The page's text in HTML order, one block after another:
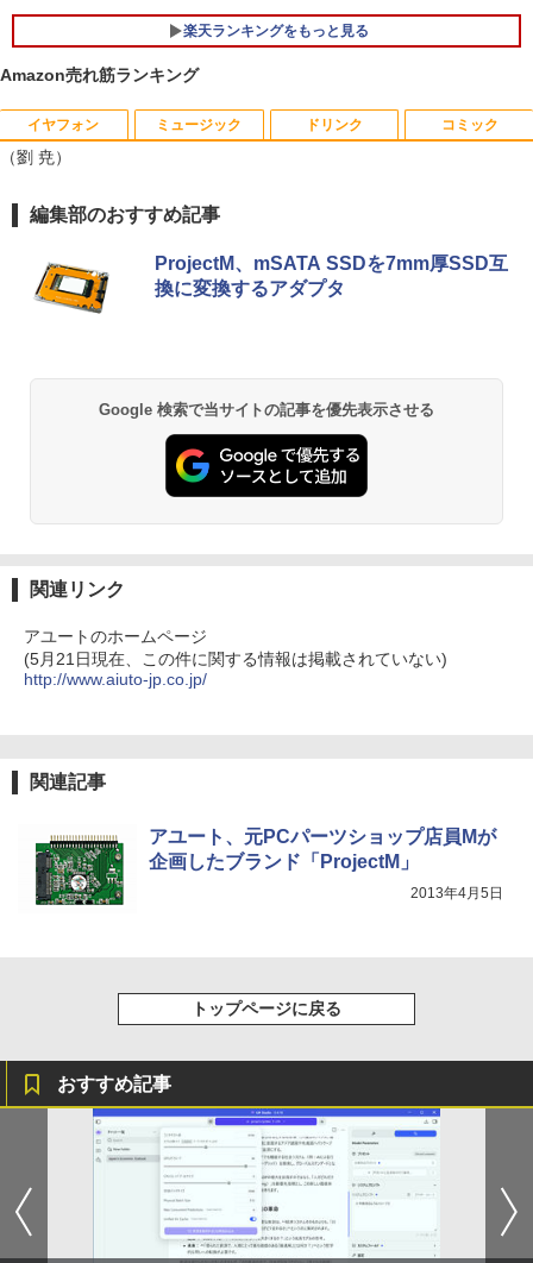
s11 Office 送料無料
￥44,000
5
品SSD512GB WPS Office付き パソコン
VDドライブ WEBカメラ NECノートパソ
コン office付き パソコン中古ノートwin
dows11
-13650HX i5 メモリ DDR4 8GB 16GB
M.2NVMe SSD 256GB~1TB 初期設定済
軽量 高スペック
￥39,800
応】Dell OptiPlex 3080 SFF/第10世代 C
6GB/512GB/1TB/USB 3.2/DP/HDMI/Wi-f
i/2画面出力/Windows11/Windows10/Of
fice/中古 デスクトップ デスクトップPC
閲覧 仕事 在宅 楽天ランキング4冠
￥12,800
5
リー ブルーライトカット モニター ディ
￥12,980
楽天ランキングをもっと見る
Amazon売れ筋ランキング
イヤフォン
Anker Soundcore P40i オフホワイト
￥7,990
￥5,990
ラック
【2026年アップグレード版】AOKIMI ワイヤ
レスイヤホン bluetooth イヤホン V12 小型
￥1,964
Xiaomi シャオミ REDMI Buds 8 Lite ワイヤ
ミュージック
BRUCE WAYNE feat. Flo Milli, ATL Jacob
[Explicit]
￥250
[Explicit]
￥250
On My Road (Stadium ver.)
￥250
ドリンク
【Amazon.co.jp限定】 い・ろ・は・す 2L P
ET ラベルレス ×8本
￥1,112
富士山の天然水 バナジウム含有 水 ミネラル
ウォーター ペットボトル 静岡県産 500ミリリ
ットル (Smart Basic)
￥1,380
by Amazon 炭酸水 ラベルレス 500ml ×24本
コカ・コーラ やかんの麦茶 from 爽健美茶 ラ
ベルレス 650mlPET×24本
コミック
薬屋のひとりごと 17巻 (デジタル版ビッグガ
ンガンコミックス)
￥770
エース)
￥832
クスDIGITAL)
HUNTER×HUNTER モノクロ版 39 (ジャンプ
コミックスDIGITAL)
版ビッグガンガンコミックス)
￥810
（劉 尭）
編集部のおすすめ記事
ProjectM、mSATA SSDを7mm厚SSD互
換に変換するアダプタ
Google 検索で当サイトの記事を優先表示させる
関連リンク
アユートのホームページ
(5月21日現在、この件に関する情報は掲載されていない)
http://www.aiuto-jp.co.jp/
関連記事
アユート、元PCパーツショップ店員Mが
企画したブランド「ProjectM」
2013年4月5日
トップページに戻る
おすすめ記事